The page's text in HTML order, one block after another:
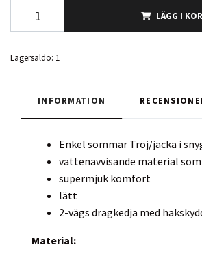
LÄGG I
Lagersaldo: 1
INFORMATION
Enkel sommar Tröj/jacka i
vattenavvisande material som
supermjuk komfort
lätt
2-vägs dragkedja med
Material: